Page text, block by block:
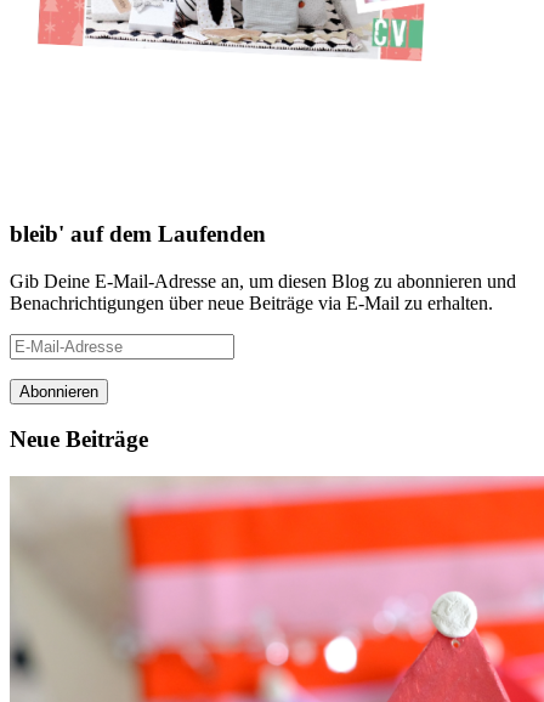
bleib' auf dem Laufenden
Gib Deine E-Mail-Adresse an, um diesen Blog zu abonnieren und
Benachrichtigungen über neue Beiträge via E-Mail zu erhalten.
E-
Mail-
Adresse
Neue Beiträge